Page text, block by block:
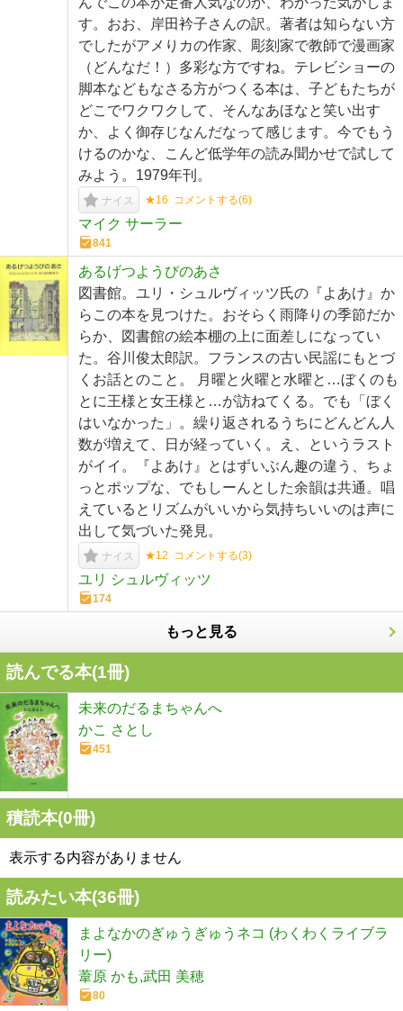
す。おお、岸田衿子さんの訳。著者は知らない方
でしたがアメりカの作家、彫刻家で教師で漫画家
（どんなだ！）多彩な方ですね。テレビショーの
脚本などもなさる方がつくる本は、子どもたちが
どこでワクワクして、そんなあほなと笑い出す
か、よく御存じなんだなって感じます。今でもう
けるのかな、こんど低学年の読み聞かせで試して
みよう。1979年刊。
ナイス ★16 コメントする(6)
マイク サーラー
841
あるげつようびのあさ
図書館。ユリ・シュルヴィッツ氏の『よあけ』か
らこの本を見つけた。おそらく雨降りの季節だか
らか、図書館の絵本棚の上に面差しになってい
た。谷川俊太郎訳。フランスの古い民謡にもとづ
くお話とのこと。 月曜と火曜と水曜と…ぼくのも
とに王様と女王様と…が訪ねてくる。でも「ぼく
はいなかった」。繰り返されるうちにどんどん人
数が増えて、日が経っていく。え、というラスト
がイイ。『よあけ』とはずいぶん趣の違う、ちょ
っとポップな、でもしーんとした余韻は共通。唱
えているとリズムがいいから気持ちいいのは声に
出して気づいた発見。
ナイス ★12 コメントする(3)
ユリ シュルヴィッツ
174
もっと見る
読んでる本(1冊)
未来のだるまちゃんへ
かこ さとし
451
積読本(0冊)
表示する内容がありません
読みたい本(36冊)
まよなかのぎゅうぎゅうネコ (わくわくライブラ
リー)
葦原 かも,武田 美穂
80